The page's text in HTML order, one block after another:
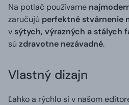
Na potlač používame
zaručujú perfektné stvárnenie
v sýtych, výrazných a stálych
sú zdravotne nezávadné.
Vlastný dizajn
Ľahko a rýchlo si v našom